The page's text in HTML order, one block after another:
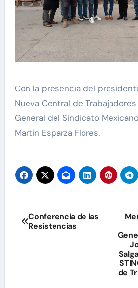
Con la presencia del presidente colegiado de la
Nueva Central de
General del Sindicato
Martin Esparza Flores.
Navegación
de
Conferencia de las
Resistencias
de